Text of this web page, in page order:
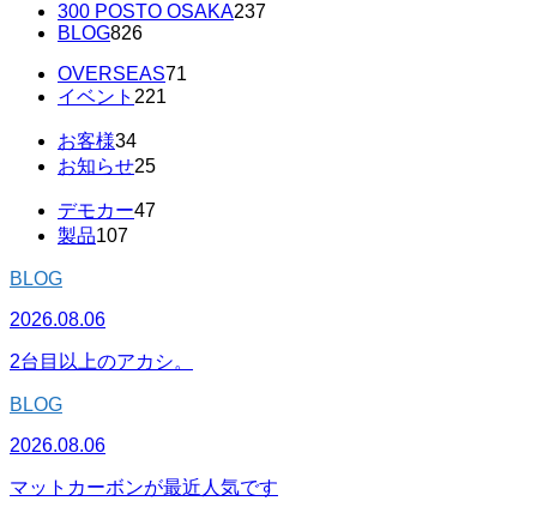
300 POSTO OSAKA237
BLOG826
OVERSEAS71
イベント 221
お客様34
お知らせ25
デモカー47
製品107
BLOG
2026.08.06
2台目以上のアカシ。
BLOG
2026.08.06
マットカーボンが最近人気です